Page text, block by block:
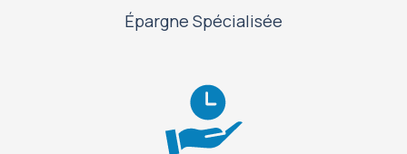
Épargne Spécialisée